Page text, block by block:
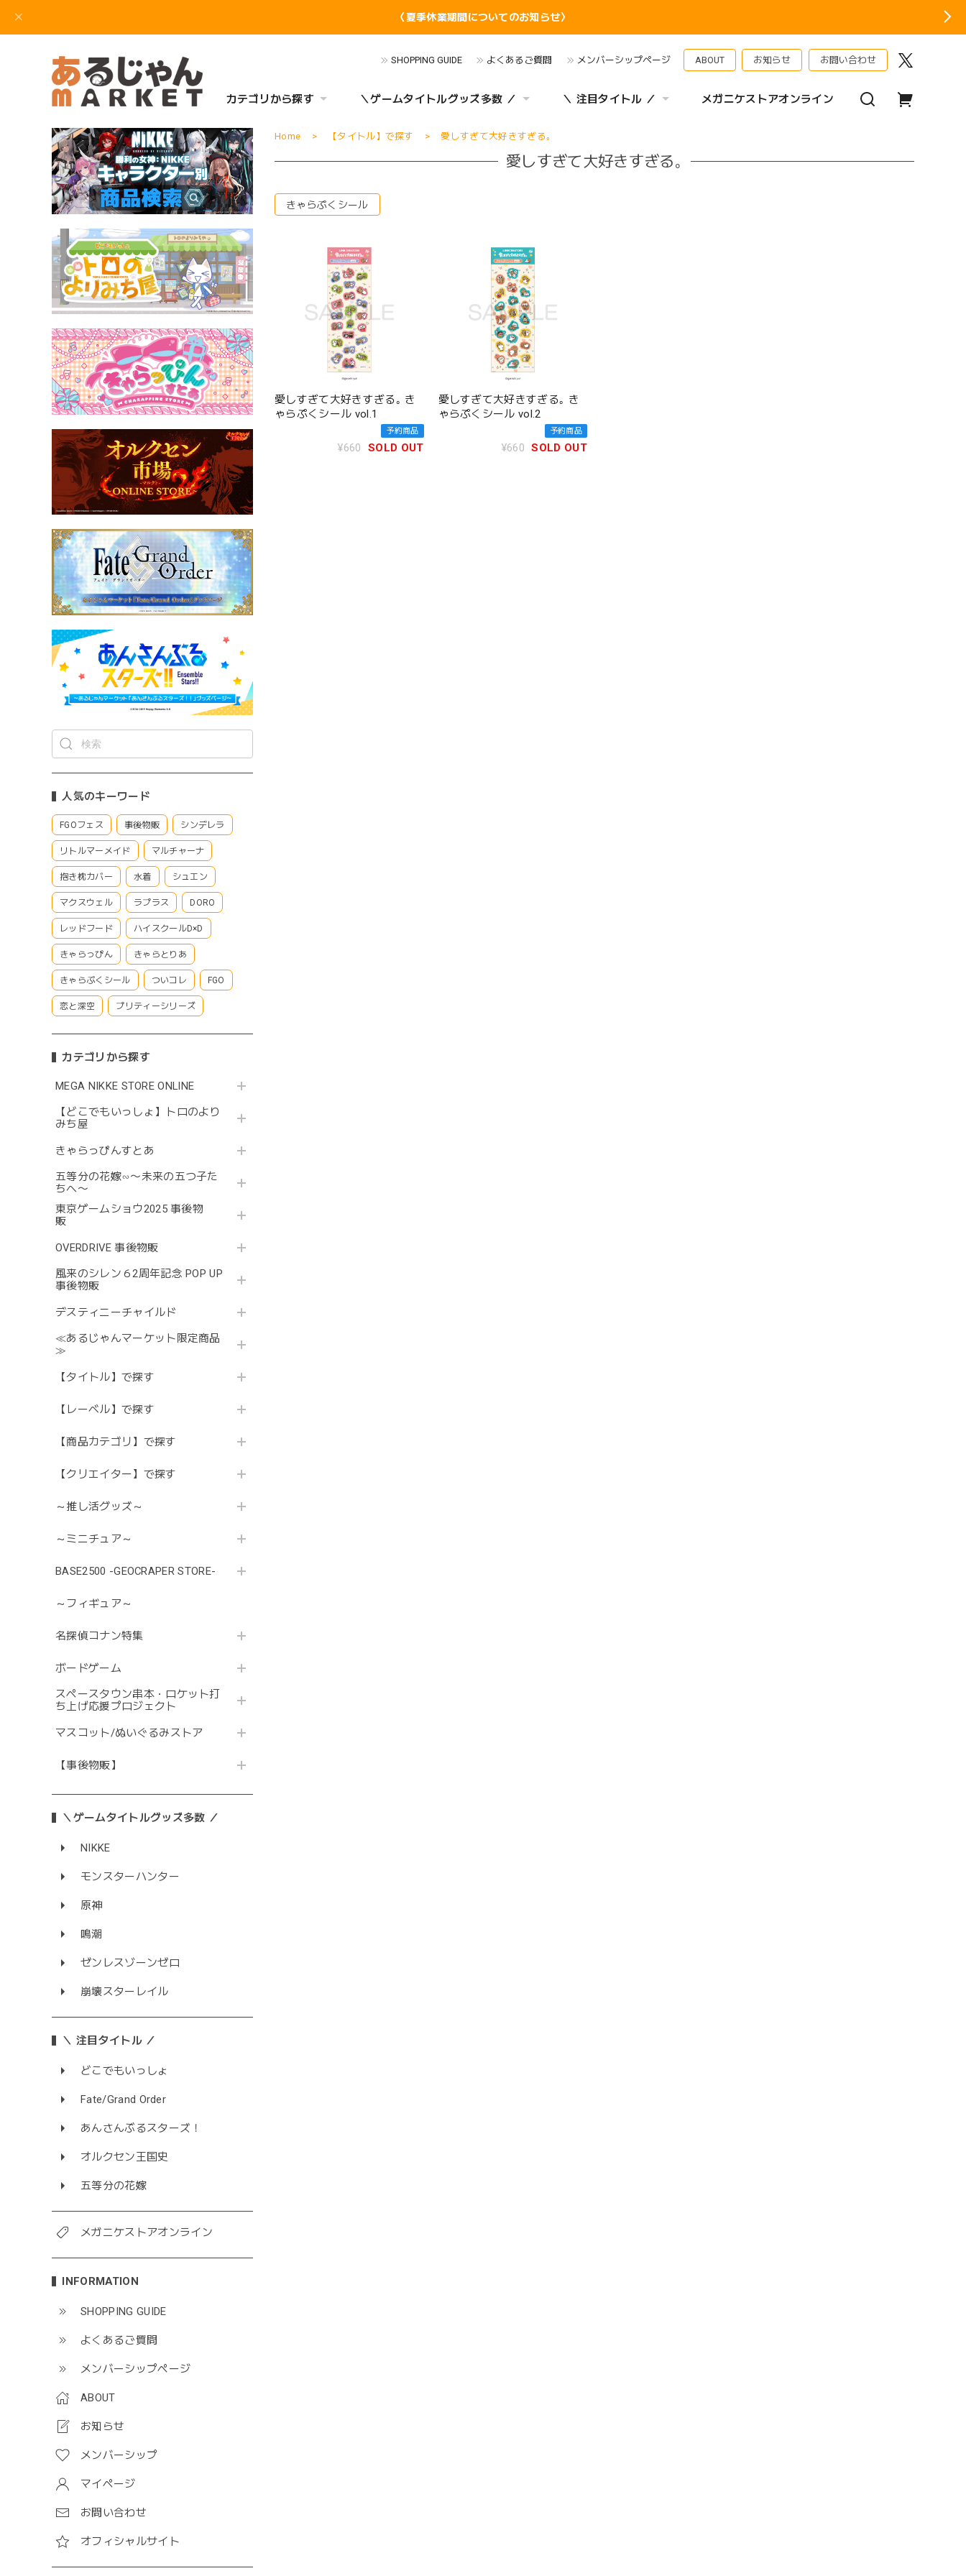
〈夏季休業期間についてのお知らせ〉
SHOPPING GUIDE よくあるご質問 メンバーシップページ ABOUT お知らせ お問い合わせ
カテゴリから探す ＼ゲームタイトルグッズ多数 ／ ＼ 注目タイトル ／ メガニケストアオンライン
人気のキーワード
FGOフェス 事後物販 シンデレラ
リトルマーメイド マルチャーナ
抱き枕カバー 水着 シュエン
マクスウェル ラプラス DORO
レッドフード ハイスクールD×D
きゃらっぴん きゃらとりあ
きゃらぷくシール ついコレ FGO
恋と深空 プリティーシリーズ
カテゴリから探す
MEGA NIKKE STORE ONLINE
【どこでもいっしょ】トロのより
みち屋
きゃらっぴんすとあ
五等分の花嫁∽〜未来の五つ子た
ちへ〜
東京ゲームショウ2025 事後物
販
OVERDRIVE 事後物販
風来のシレン６2周年記念 POP UP
事後物販
デスティニーチャイルド
≪あるじゃんマーケット限定商品
≫
【タイトル】で探す
【レーベル】で探す
【商品カテゴリ】で探す
【クリエイター】で探す
～推し活グッズ～
～ミニチュア～
BASE2500 -GEOCRAPER STORE-
～フィギュア～
名探偵コナン特集
ボードゲーム
スペースタウン串本・ロケット打
ち上げ応援プロジェクト
マスコット/ぬいぐるみストア
【事後物販】
＼ゲームタイトルグッズ多数 ／
NIKKE
モンスターハンター
原神
鳴潮
ゼンレスゾーンゼロ
崩壊スターレイル
＼ 注目タイトル ／
どこでもいっしょ
Fate/Grand Order
あんさんぶるスターズ！
オルクセン王国史
五等分の花嫁
メガニケストアオンライン
INFORMATION
SHOPPING GUIDE
よくあるご質問
メンバーシップページ
ABOUT
お知らせ
メンバーシップ
マイページ
お問い合わせ
オフィシャルサイト
Home 【タイトル】で探す 愛しすぎて大好きすぎる｡
愛しすぎて大好きすぎる｡
きゃらぷくシール
愛しすぎて大好きすぎる｡ き
ゃらぷくシール vol.1
予約商品
¥660 SOLD OUT
愛しすぎて大好きすぎる｡ き
ゃらぷくシール vol.2
予約商品
¥660 SOLD OUT